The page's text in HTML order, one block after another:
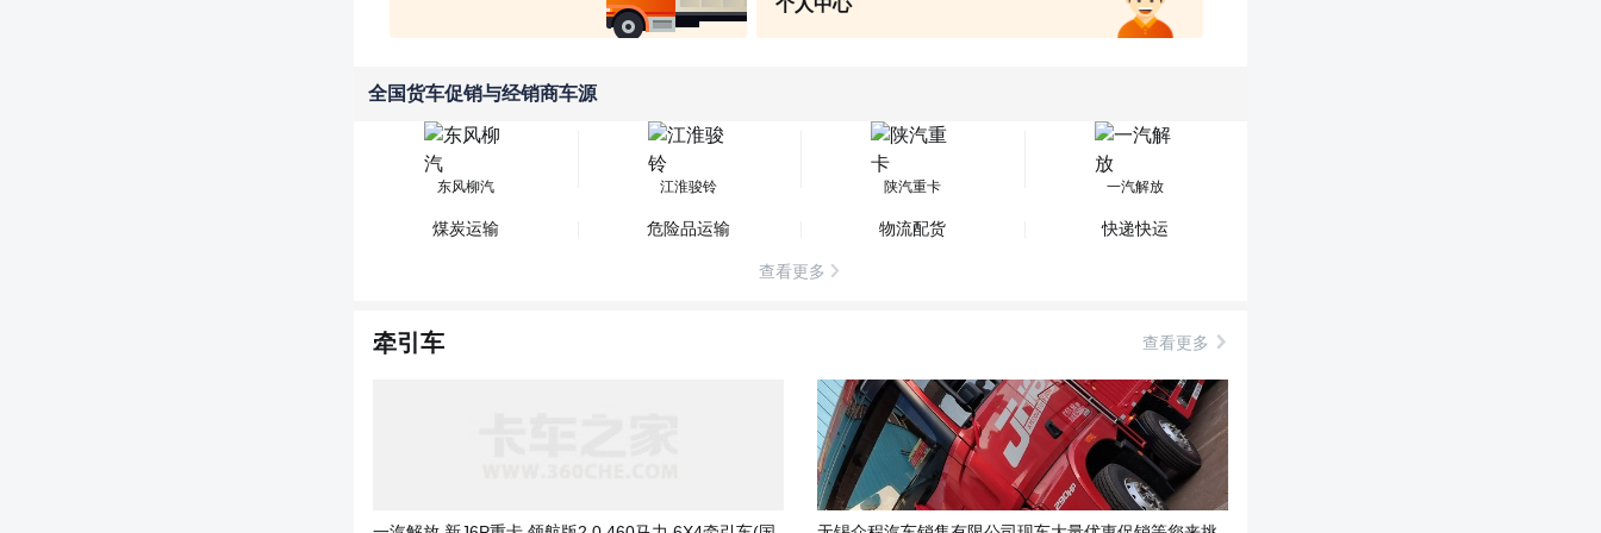
个人中心
全国货车促销与经销商车源
东风柳汽 江淮骏铃 陕汽重卡 一汽解放
煤炭运输 危险品运输 物流配货 快递快运
查看更多 
牵引车 查看更多